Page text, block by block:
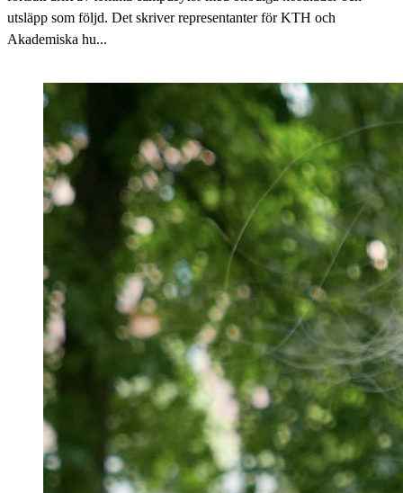
utsläpp som följd. Det skriver representanter för KTH och
Akademiska hu...